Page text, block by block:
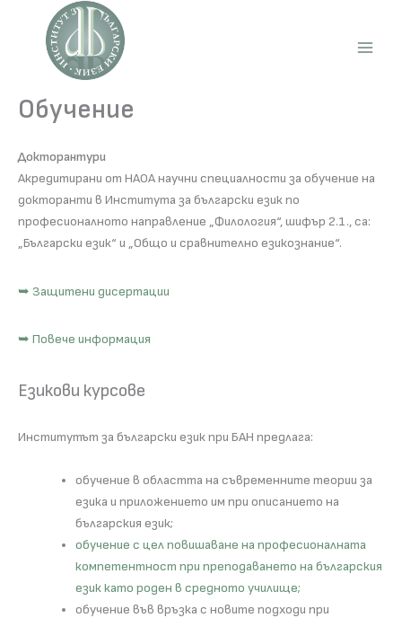
content
Обучение
Докторантури
Акредитирани от НАОА научни специалности за обучение на
докторанти в Института за български език по
професионалното направление „Филология“, шифър 2.1., са:
„Български език“ и „Общо и сравнително езикознание“.
➥ Защитени дисертации
➥ Повече информация
Езикови курсове
Институтът за български език при БАН предлага:
обучение в областта на съвременните теории за
езика и приложението им при описанието на
българския език;
обучение с цел повишаване на професионалната
компетентност при преподаването на българския
език като роден в средното училище;
обучение във връзка с новите подходи при